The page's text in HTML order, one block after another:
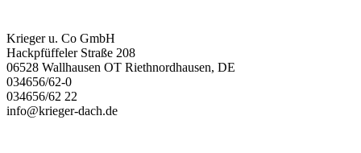
Krieger u. Co GmbH
Hackpfüffeler Straße 208
06528 Wallhausen OT Riethnordhausen, DE
034656/62-0
034656/62 22
info@krieger-dach.de